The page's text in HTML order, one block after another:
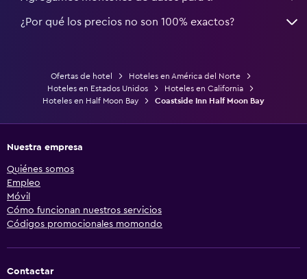
¿Por qué los precios no son 100% exactos?
Ofertas de hotel
Hoteles en América del Norte
Hoteles en Estados Unidos
Hoteles en California
Hoteles en Half Moon Bay
Coastside Inn Half Moon Bay
Nuestra empresa
Quiénes somos
Empleo
Móvil
Cómo funcionan nuestros servicios
Códigos promocionales momondo
Contactar